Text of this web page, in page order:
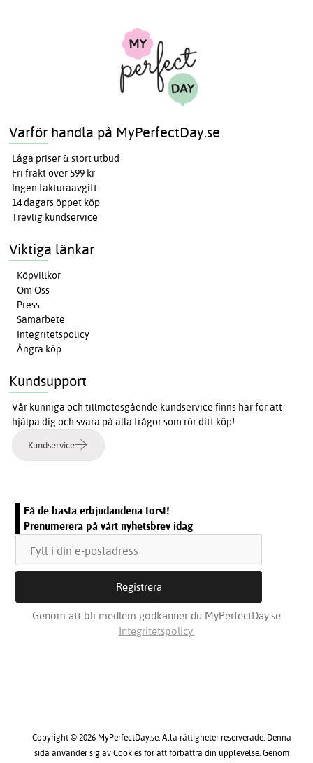
Varför handla på MyPerfectDay.se
Låga priser & stort utbud
Fri frakt över 599 kr
Ingen fakturaavgift
14 dagars öppet köp
Trevlig kundservice
Viktiga länkar
Köpvillkor
Om Oss
Press
Samarbete
Integritetspolicy
Ångra köp
Kundsupport
Vår kunniga och tillmötesgående kundservice finns här för att
hjälpa dig och svara på alla frågor som rör ditt köp!
Kundservice
Få de bästa erbjudandena först!
Prenumerera på vårt nyhetsbrev idag
Genom att bli medlem godkänner du MyPerfectDay.se
Integritetspolicy.
Copyright © 2026 MyPerfectDay.se. Alla rättigheter reserverade. Denna
sida använder sig av Cookies för att förbättra din upplevelse. Genom